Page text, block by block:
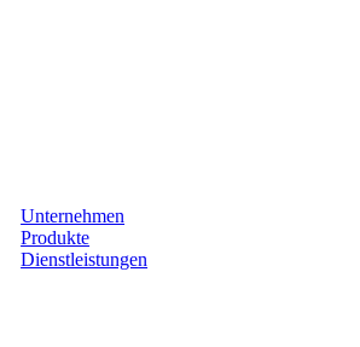
Unternehmen
Produkte
Dienstleistungen